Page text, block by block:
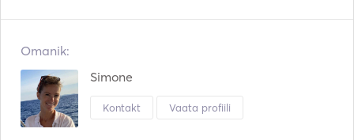
Omanik:
Simone
Kontakt Vaata profiili